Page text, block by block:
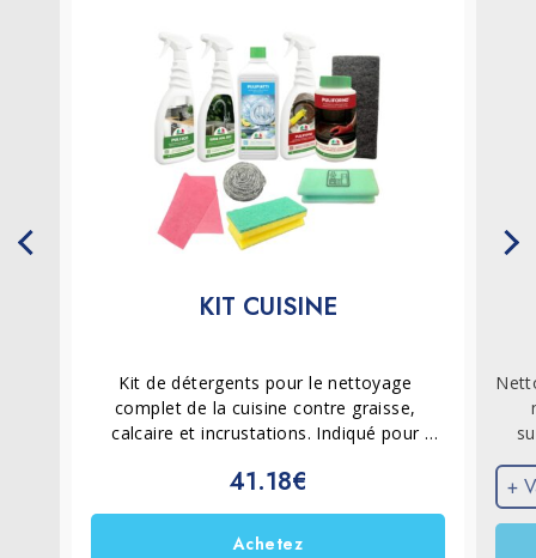
KIT CUISINE
Kit de détergents pour le nettoyage
complet de la cuisine contre graisse,
calcaire et incrustations. Indiqué pour
graisse cuite et les dépôts minéraux, ainsi
de cuisine.
41.18€
Achetez
+